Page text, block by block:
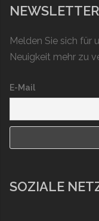
NEWSLETTER
Melden Sie sich für
Neuigkeit mehr zu
E-Mail
SOZIALE